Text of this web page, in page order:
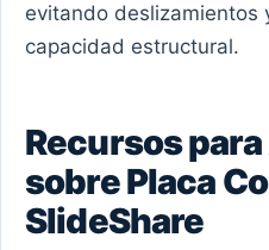
evitando deslizamientos
capacidad estructural.
Recursos
sobre Placa
SlideShare